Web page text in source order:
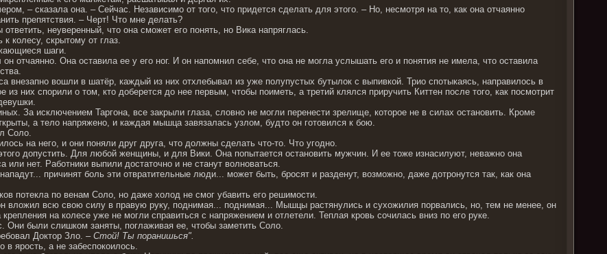
– сказала она. – Сейчас. Независимо от того, что придется сделать для этого. – Но, несмотря на то, как она отчаянно
препятствия. – Черт! Что мне делать?
неуверенный, что она сможет его понять, но Вика напряглась.
скрытому от глаз.
шаги.
отчаянно. Она оставила ее у его ног. И он напомнил себе, что она не могла услышать его и понятия не имела, что оставила
внезапно вошли в шатёр, каждый из них отхлебывал из уже полупустых бутылок с выпивкой. Трио спотыкаясь, направилось в
из них спорили о том, кто доберется до нее первым, чтобы поиметь, а третий клялся приручить Киттен после того, как посмотрит
За исключением Таргона, все закрыли глаза, словно не могли перенести зрелище, которое не в силах остановить. Кроме
а тело напряжено, и каждая мышца завязалась узлом, будто он готовился к бою.
Соло.
на него, и они поняли друг друга, что должны сделать что-то. Что угодно.
допустить. Для любой женщины, и для Вики. Она попытается остановить мужчин. И ее тоже изнасилуют, неважно она
нет. Работники выпили достаточно и не станут волноваться.
причинят боль эти отвратительные люди... может быть, бросят и разденут, возможно, даже дотронутся так, как она
потекла по венам Соло, но даже холод не смог убавить его решимости.
вложил всю свою силу в правую руку, поднимая... поднимая... Мышцы растянулись и сухожилия порвались, но, тем не менее, он
на колесе уже не могли справиться с напряжением и отлетели. Теплая кровь сочилась вниз по его руке.
были слишком заняты, поглаживая ее, чтобы заметить Соло.
Доктор Зло. –Стой! Ты поранишься".
ярость, а не забеспокоилось.